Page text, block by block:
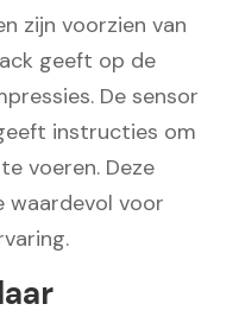
zijn voorzien van
geeft op de
De sensor
instructies om
voeren. Deze
waardevol voor